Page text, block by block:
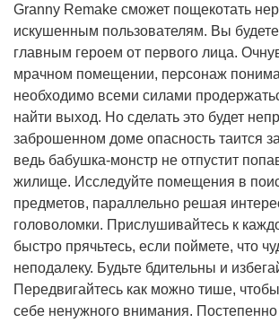
Granny Remake сможет пощекотать
искушенным пользователям. Вы
главным героем от первого лица.
мрачном помещении, персонаж
необходимо всеми силами
найти выход. Но сделать это будет
заброшенном доме опасность таится
ведь бабушка-монстр не отпустит
жилище. Исследуйте помещения в
предметов, параллельно решая
головоломки. Прислушивайтесь к
быстро прячьтесь, если поймете, что
неподалеку. Будьте бдительны и
Передвигайтесь как можно тише,
себе ненужного внимания.